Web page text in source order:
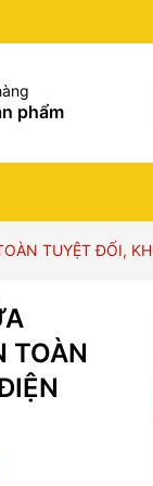
phẩm
TUYỆT ĐỐI,
TOÀN